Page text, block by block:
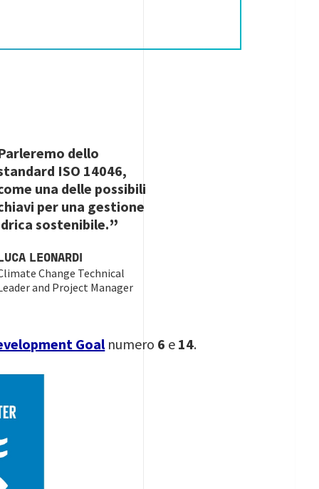
dello
ISO 14046,
una delle possibili
per una gestione
sostenibile.
LEONARDI
Change Technical
and Project Manager
Goalnumero 6 e 14.